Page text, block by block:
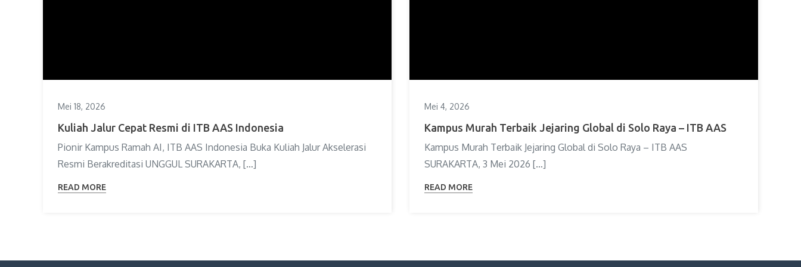
Mei 18, 2026
Kuliah Jalur Cepat Resmi di ITB AAS Indonesia
Pionir Kampus Ramah AI, ITB AAS Indonesia Buka Kuliah Jalur Akselerasi
Resmi Berakreditasi UNGGUL SURAKARTA, […]
READ MORE
Mei 4, 2026
Kampus Murah Terbaik Jejaring Global di Solo Raya – ITB AAS
Kampus Murah Terbaik Jejaring Global di Solo Raya – ITB AAS
SURAKARTA, 3 Mei 2026 […]
READ MORE